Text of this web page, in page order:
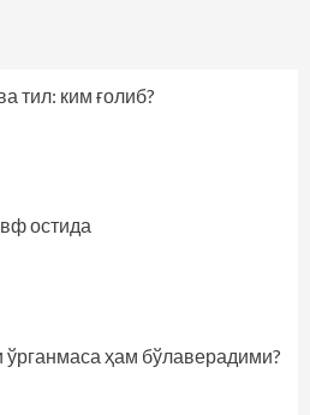
тил: ким ғолиб?
остида
ўрганмаса ҳам бўлаверадими?